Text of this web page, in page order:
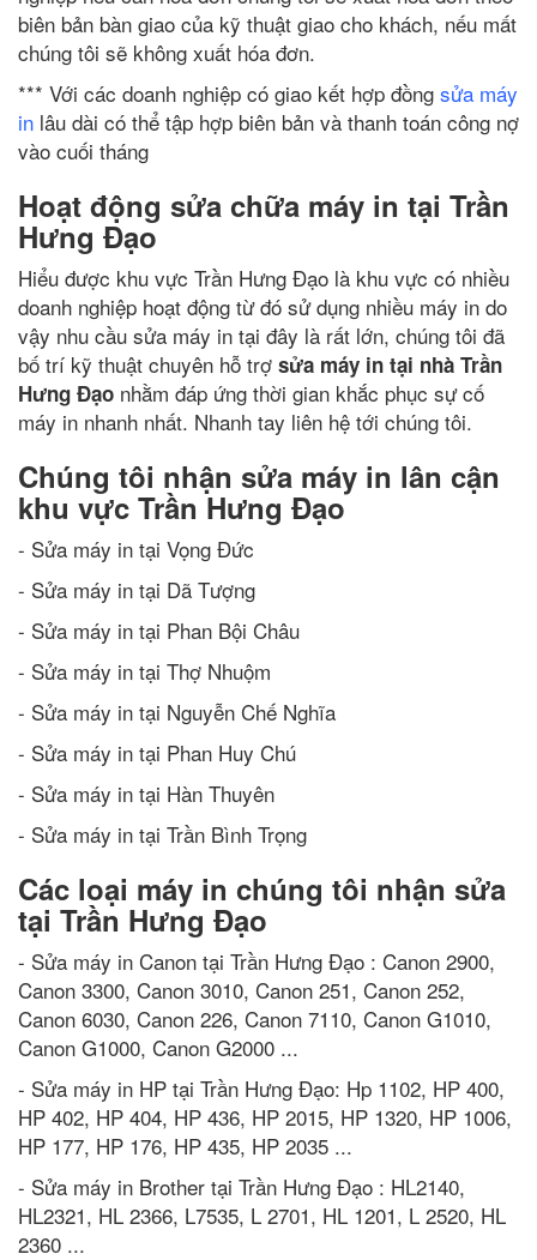
biên bản bàn giao của kỹ thuật giao cho khách, nếu mất
chúng tôi sẽ không xuất hóa đơn.
*** Với các doanh nghiệp có giao kết hợp đồng sửa máy
in lâu dài có thể tập hợp biên bản và thanh toán công nợ
vào cuối tháng
Hoạt động sửa chữa máy in tại Trần
Hưng Đạo
Hiểu được khu vực Trần Hưng Đạo là khu vực có nhiều
doanh nghiệp hoạt động từ đó sử dụng nhiều máy in do
vậy nhu cầu sửa máy in tại đây là rất lớn, chúng tôi đã
bố trí kỹ thuật chuyên hỗ trợ sửa máy in tại nhà Trần
Hưng Đạo nhằm đáp ứng thời gian khắc phục sự cố
máy in nhanh nhất. Nhanh tay liên hệ tới chúng tôi.
Chúng tôi nhận sửa máy in lân cận
khu vực Trần Hưng Đạo
- Sửa máy in tại Vọng Đức
- Sửa máy in tại Dã Tượng
- Sửa máy in tại Phan Bội Châu
- Sửa máy in tại Thợ Nhuộm
- Sửa máy in tại Nguyễn Chế Nghĩa
- Sửa máy in tại Phan Huy Chú
- Sửa máy in tại Hàn Thuyên
- Sửa máy in tại Trần Bình Trọng
Các loại máy in chúng tôi nhận sửa
tại Trần Hưng Đạo
- Sửa máy in Canon tại Trần Hưng Đạo : Canon 2900,
Canon 3300, Canon 3010, Canon 251, Canon 252,
Canon 6030, Canon 226, Canon 7110, Canon G1010,
Canon G1000, Canon G2000 ...
- Sửa máy in HP tại Trần Hưng Đạo: Hp 1102, HP 400,
HP 402, HP 404, HP 436, HP 2015, HP 1320, HP 1006,
HP 177, HP 176, HP 435, HP 2035 ...
- Sửa máy in Brother tại Trần Hưng Đạo : HL2140,
HL2321, HL 2366, L7535, L 2701, HL 1201, L 2520, HL
2360 ...